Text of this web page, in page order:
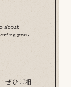
about
you.
ぜひご相